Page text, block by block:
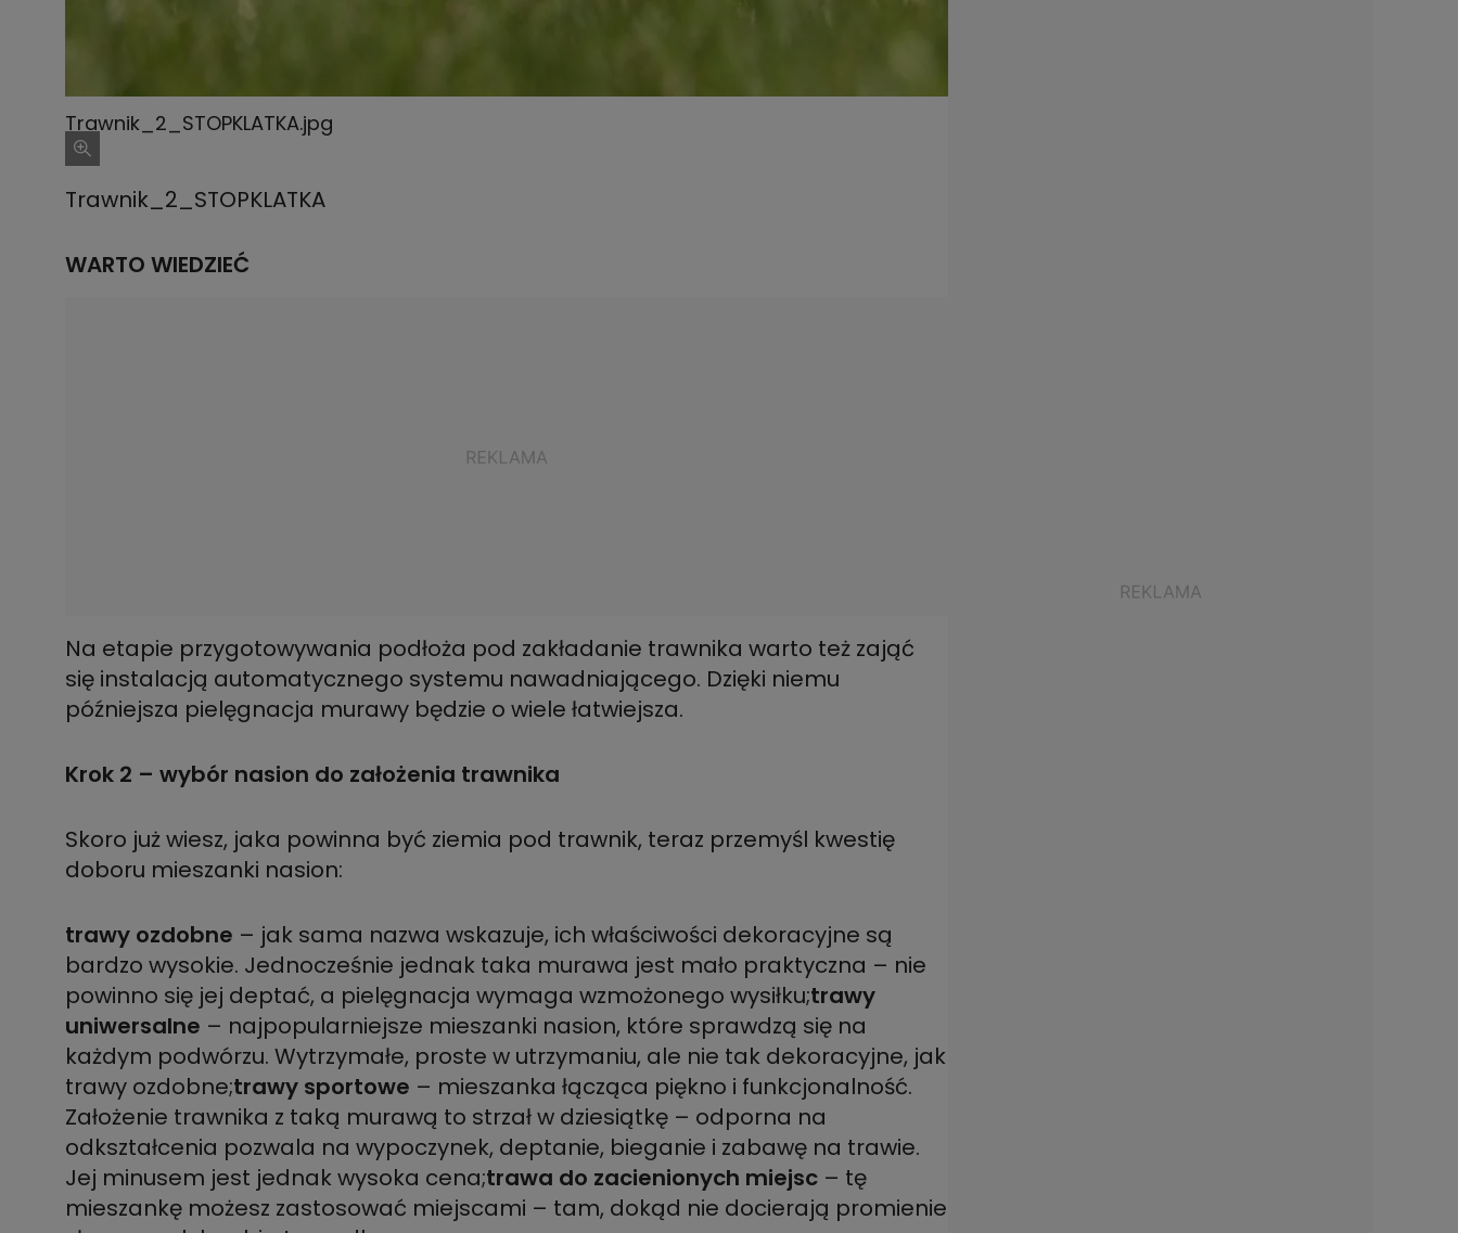
Trawnik_2_STOPKLATKA.jpg
Trawnik_2_STOPKLATKA
WARTO WIEDZIEĆ
Na etapie przygotowywania podłoża pod zakładanie trawnika warto też zająć
się instalacją automatycznego systemu nawadniającego. Dzięki niemu
późniejsza pielęgnacja murawy będzie o wiele łatwiejsza.
Krok 2 – wybór nasion do założenia trawnika
Skoro już wiesz, jaka powinna być ziemia pod trawnik, teraz przemyśl kwestię
doboru mieszanki nasion:
trawy ozdobne – jak sama nazwa wskazuje, ich właściwości dekoracyjne są
bardzo wysokie. Jednocześnie jednak taka murawa jest mało praktyczna – nie
powinno się jej deptać, a pielęgnacja wymaga wzmożonego wysiłku;trawy
uniwersalne – najpopularniejsze mieszanki nasion, które sprawdzą się na
każdym podwórzu. Wytrzymałe, proste w utrzymaniu, ale nie tak dekoracyjne, jak
trawy ozdobne;trawy sportowe – mieszanka łącząca piękno i funkcjonalność.
Założenie trawnika z taką murawą to strzał w dziesiątkę – odporna na
odkształcenia pozwala na wypoczynek, deptanie, bieganie i zabawę na trawie.
Jej minusem jest jednak wysoka cena;trawa do zacienionych miejsc – tę
mieszankę możesz zastosować miejscami – tam, dokąd nie docierają promienie